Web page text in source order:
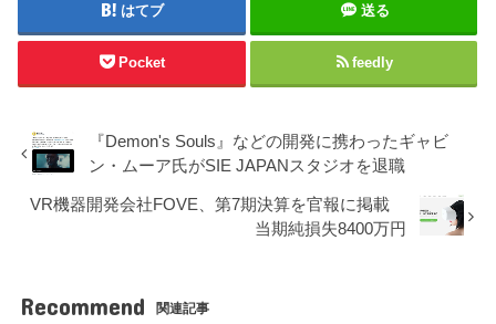
はてブ 送る
Pocket feedly
『Demon's Souls』などの開発に携わったギャビ
ン・ムーア氏がSIE JAPANスタジオを退職
VR機器開発会社FOVE、第7期決算を官報に掲載
当期純損失8400万円
Recommend 関連記事